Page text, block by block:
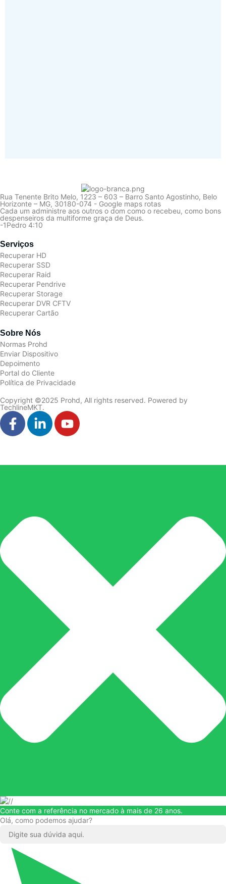
Rua Tenente Brito Melo, 1223 – 603 – Barro Santo Agostinho, Belo
Horizonte – MG, 30180-074 - Google maps rotas
Cada um administre aos outros o dom como o recebeu, como bons
despenseiros da multiforme graça de Deus.
-1Pedro 4:10
Serviços
Recuperar HD
Recuperar SSD
Recuperar Raid
Recuperar Pendrive
Recuperar Storage
Recuperar DVR CFTV
Recuperar Cartão
Sobre Nós
Normas Prohd
Enviar Dispositivo
Depoimento
Portal do Cliente
Política de Privacidade
Copyright ©2025 Prohd, All rights reserved. Powered by
TechlineMKT.
Conte com a referência no mercado à mais de 26 anos.
Olá, como podemos ajudar?